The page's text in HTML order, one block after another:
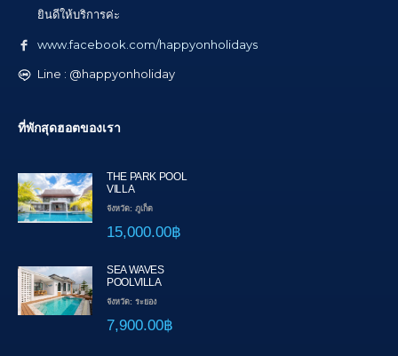
ยินดีให้บริการค่ะ
www.facebook.com/happyonholidays
Line : @happyonholiday
ที่พักสุดฮอตของเรา
THE PARK POOL
VILLA
จังหวัด: ภูเก็ต
15,000.00฿
SEA WAVES
POOLVILLA
จังหวัด: ระยอง
7,900.00฿